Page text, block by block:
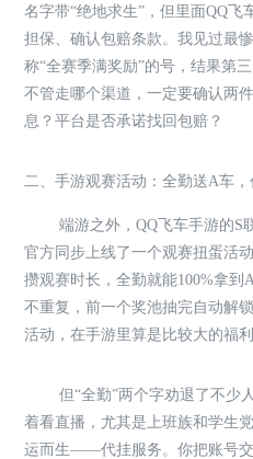
名字带“绝地求生”，但里面QQ
担保、确认包赔条款。我见过最
称“全赛季满奖励”的号，结果第
不管走哪个渠道，一定要确认两
息？平台是否承诺找回包赔？
二、手游观赛活动：全勤送A车，
端游之外，QQ飞车手游的S
官方同步上线了一个观赛扭蛋活
攒观赛时长，全勤就能100%拿到
不重复，前一个奖池抽完自动解
活动，在手游里算是比较大的福利
但“全勤”两个字劝退了不少
着看直播，尤其是上班族和学生
运而生——代挂服务。你把账号